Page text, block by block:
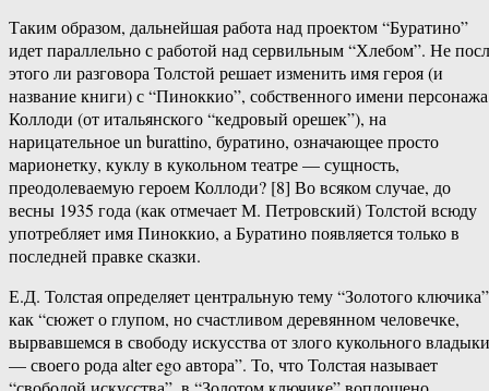
Таким образом, дальнейшая работа над проектом “Буратино”
идет параллельно с работой над сервильным “Хлебом”. Не
этого ли разговора Толстой решает изменить имя героя (и
название книги) с “Пиноккио”, собственного имени персонажа
Коллоди (от итальянского “кедровый орешек”), на
нарицательное un burattino, буратино, означающее просто
марионетку, куклу в кукольном театре — сущность,
преодолеваемую героем Коллоди? [8] Во всяком случае, до
весны 1935 года (как отмечает М. Петровский) Толстой всюду
употребляет имя Пиноккио, а Буратино появляется только в
последней правке сказки.
Е.Д. Толстая определяет центральную тему “Золотого ключика”
как “сюжет о глупом, но счастливом деревянном человечке,
вырвавшемся в свободу искусства от злого кукольного
— своего рода alter ego автора”. То, что Толстая называет